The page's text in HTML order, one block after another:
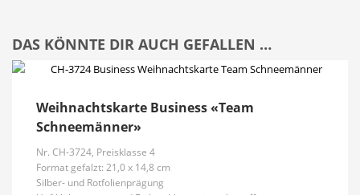
DAS KÖNNTE DIR AUCH GEFALLEN …
Weihnachtskarte Business «Team
Schneemänner»
Nr. CH-3724, Preisklasse 4
Format gefalzt: 21,0 x 14,8 cm
Silber- und Rotfolienprägung